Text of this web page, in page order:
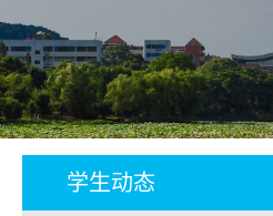
学生动态